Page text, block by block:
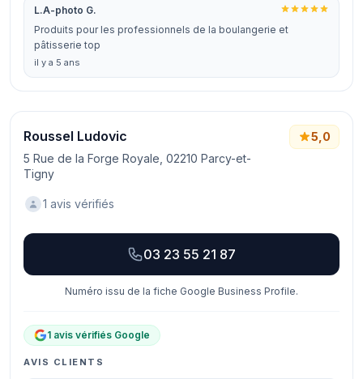
L.A-photo G.
Produits pour les professionnels de la boulangerie et
pâtisserie top
il y a 5 ans
Roussel Ludovic
5 Rue de la Forge Royale, 02210 Parcy-et-
Tigny
5,0
1 avis vérifiés
03 23 55 21 87
Numéro issu de la fiche Google Business Profile.
1 avis vérifiés Google
AVIS CLIENTS